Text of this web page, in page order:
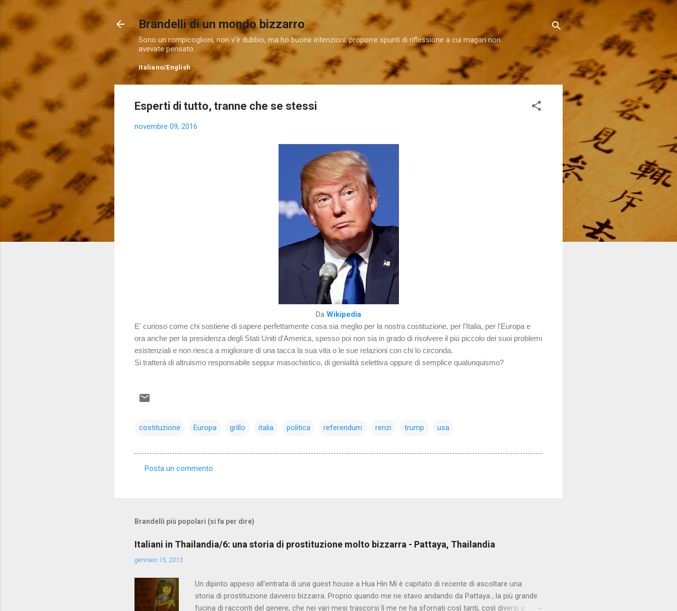
Passa ai contenuti principali
Brandelli di un mondo bizzarro
Sono un rompicoglioni, non v'è dubbio, ma ho buone intenzioni: proporre spunti di riflessione a cui magari non
avevate pensato.
Italiano/English
Esperti di tutto, tranne che se stessi
novembre 09, 2016
Da Wikipedia
E' curioso come chi sostiene di sapere perfettamente cosa sia meglio per la nostra costituzione, per l'Italia, per l'Europa e
ora anche per la presidenza degli Stati Uniti d'America, spesso poi non sia in grado di risolvere il più piccolo dei suoi problemi
esistenziali e non riesca a migliorare di una tacca la sua vita o le sue relazioni con chi lo circonda.
Si tratterà di altruismo responsabile seppur masochistico, di genialità selettiva oppure di semplice qualunquismo?
costituzione Europa grillo italia politica referendum renzi trump usa
m
n
t
i
Posta un commento
Brandelli più popolari (si fa per dire)
Italiani in Thailandia/6: una storia di prostituzione molto bizzarra - Pattaya, Thailandia
gennaio 15, 2013
Un dipinto appeso all'entrata di una guest house a Hua Hin Mi è capitato di recente di ascoltare una
storia di prostituzione davvero bizzarra. Proprio quando me ne stavo andando da Pattaya , la più grande
fucina di racconti del genere, che nei vari mesi trascorsi lì me ne ha sfornati così tanti, così diversi e